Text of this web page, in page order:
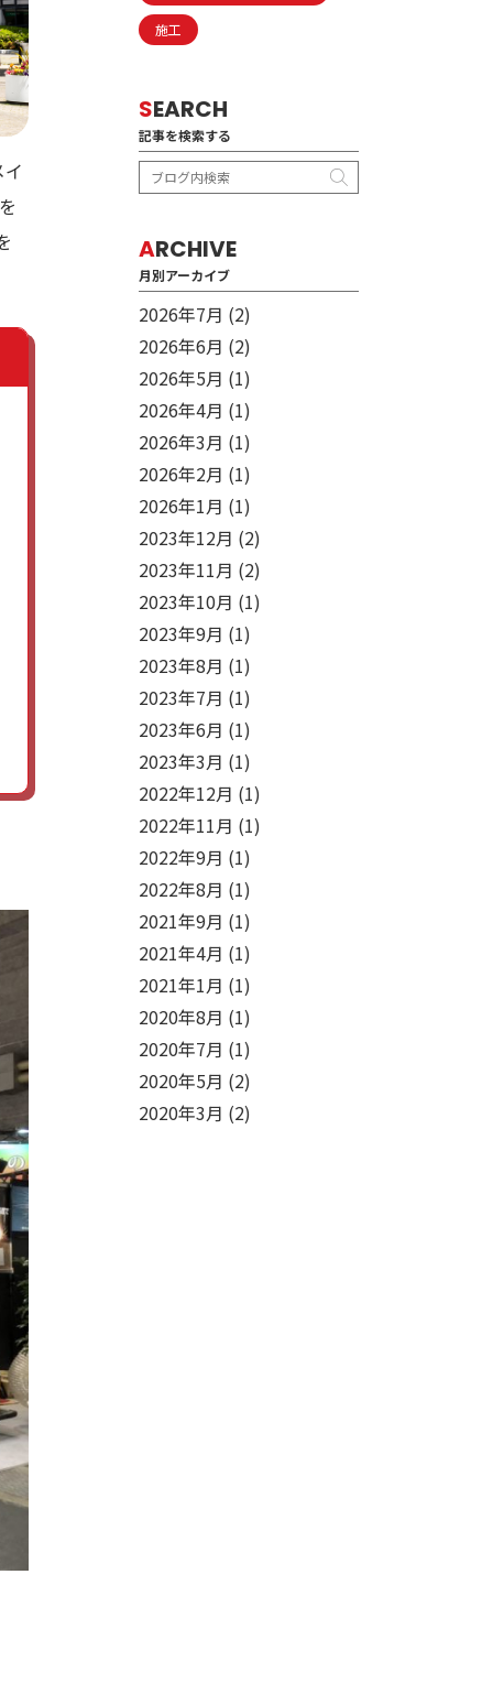
施工
SEARCH
記事を検索する
ARCHIVE
月別アーカイブ
2026年7月 (2)
2026年6月 (2)
2026年5月 (1)
2026年4月 (1)
2026年3月 (1)
2026年2月 (1)
2026年1月 (1)
2023年12月 (2)
2023年11月 (2)
2023年10月 (1)
2023年9月 (1)
2023年8月 (1)
2023年7月 (1)
2023年6月 (1)
2023年3月 (1)
2022年12月 (1)
2022年11月 (1)
2022年9月 (1)
2022年8月 (1)
2021年9月 (1)
2021年4月 (1)
2021年1月 (1)
2020年8月 (1)
2020年7月 (1)
2020年5月 (2)
2020年3月 (2)